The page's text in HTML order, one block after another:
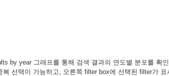
by year 그래프를 통해 검색 결과의 연도별 분포를 확
선택이 가능하고, 오른쪽 filter box에 선택된 filter가